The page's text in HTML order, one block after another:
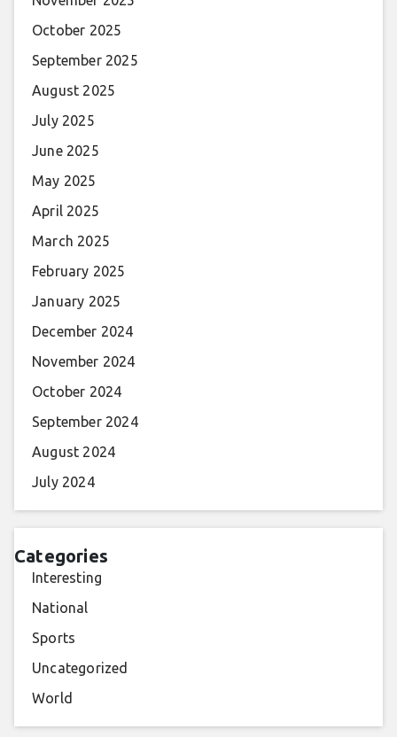
October 2025
September 2025
August 2025
July 2025
June 2025
May 2025
April 2025
March 2025
February 2025
January 2025
December 2024
November 2024
October 2024
September 2024
August 2024
July 2024
Categories
Interesting
National
Sports
Uncategorized
World